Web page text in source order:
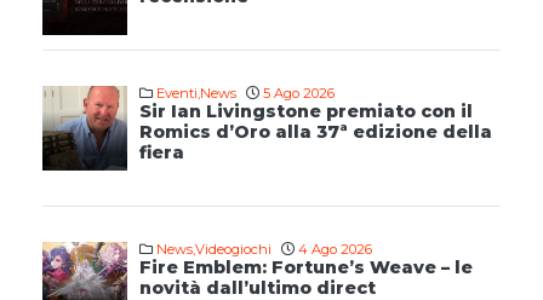
Eventi,News 5 Ago 2026
Sir Ian Livingstone premiato con il
Romics d’Oro alla 37ª edizione della
fiera
News,Videogiochi 4 Ago 2026
Fire Emblem: Fortune’s Weave – le
novità dall’ultimo direct